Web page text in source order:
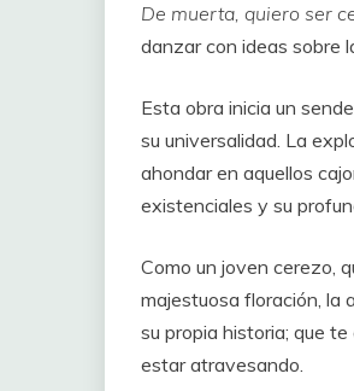
De muerta, quiero ser
danzar con ideas sobre
Esta obra inicia un
su universalidad. La
ahondar en aquellos
existenciales y su
Como un joven cerezo,
majestuosa floración, la
su propia historia; que
estar atravesando.